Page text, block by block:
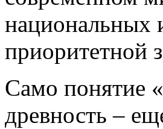
национальных
приоритетной
Само понятие
древность –